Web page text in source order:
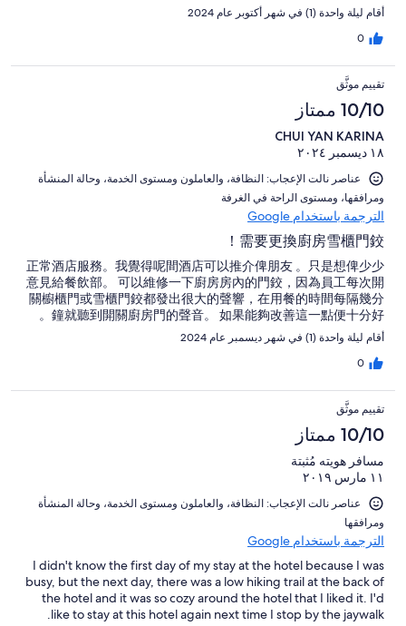
أقام ليلة واحدة (1) في شهر أكتوبر عام 2024
0
تقييم موثَّق
10/10 ممتاز
CHUI YAN KARINA
١٨ ديسمبر ٢٠٢٤
عناصر نالت الإعجاب: ⁦النظافة⁩، و⁦العاملون ومستوى الخدمة⁩، و⁦حالة المنشأة
ومرافقها⁩، و⁦مستوى الراحة في الغرفة⁩
الترجمة باستخدام Google
需要更換廚房雪櫃門鉸！
正常酒店服務。我覺得呢間酒店可以推介俾朋友 。只是想俾少少
意見給餐飲部。 可以維修一下廚房房內的門鉸，因為員工每次開
關櫥櫃門或雪櫃門鉸都發出很大的聲響，在用餐的時間每隔幾分
鐘就聽到開關廚房門的聲音。 如果能夠改善這一點便十分好。
أقام ليلة واحدة (1) في شهر ديسمبر عام 2024
0
تقييم موثَّق
10/10 ممتاز
مسافر هويته مُثبتة
١١ مارس ٢٠١٩
عناصر نالت الإعجاب: ⁦النظافة⁩، و⁦العاملون ومستوى الخدمة⁩، و⁦حالة المنشأة
ومرافقها⁩
الترجمة باستخدام Google
I didn't know the first day of my stay at the hotel because I was
busy, but the next day, there was a low hiking trail at the back of
the hotel and it was so cozy around the hotel that I liked it. I'd
like to stay at this hotel again next time I stop by the jaywalk.